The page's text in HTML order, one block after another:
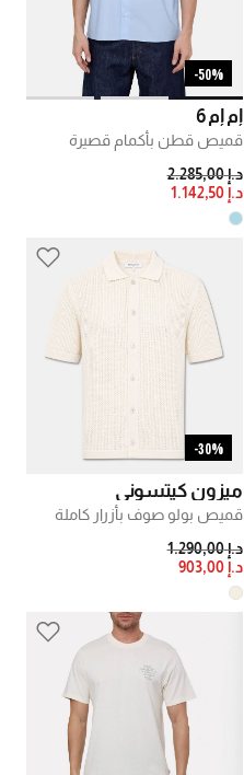
50%-
إم إم 6
قميص قطن بأكمام قصيرة
PRICE REDUCED FROM
د.إ 2.285,00
د.إ 1.142,50
30%-
ميزون كيتسوني
قميص بولو صوف بأزرار كاملة
PRICE REDUCED FROM
د.إ 1.290,00
د.إ 903,00